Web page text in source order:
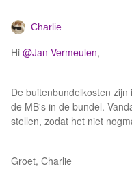
Charlie
Hi @Jan Vermeulen,
De buitenbundelkosten
de MB's in de bundel.
stellen, zodat het niet
Groet, Charlie